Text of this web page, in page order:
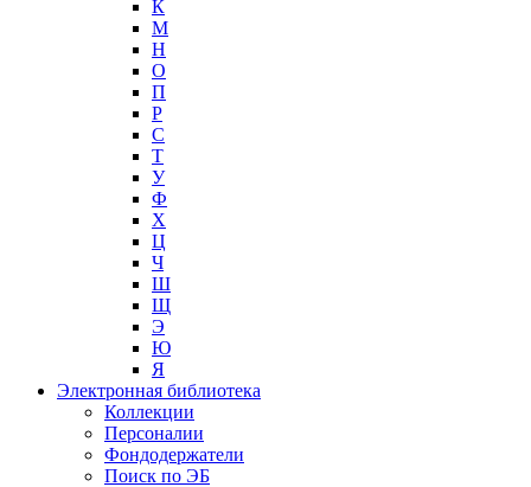
К
М
Н
О
П
Р
С
Т
У
Ф
Х
Ц
Ч
Ш
Щ
Э
Ю
Я
Электронная библиотека
Коллекции
Персоналии
Фондодержатели
Поиск по ЭБ